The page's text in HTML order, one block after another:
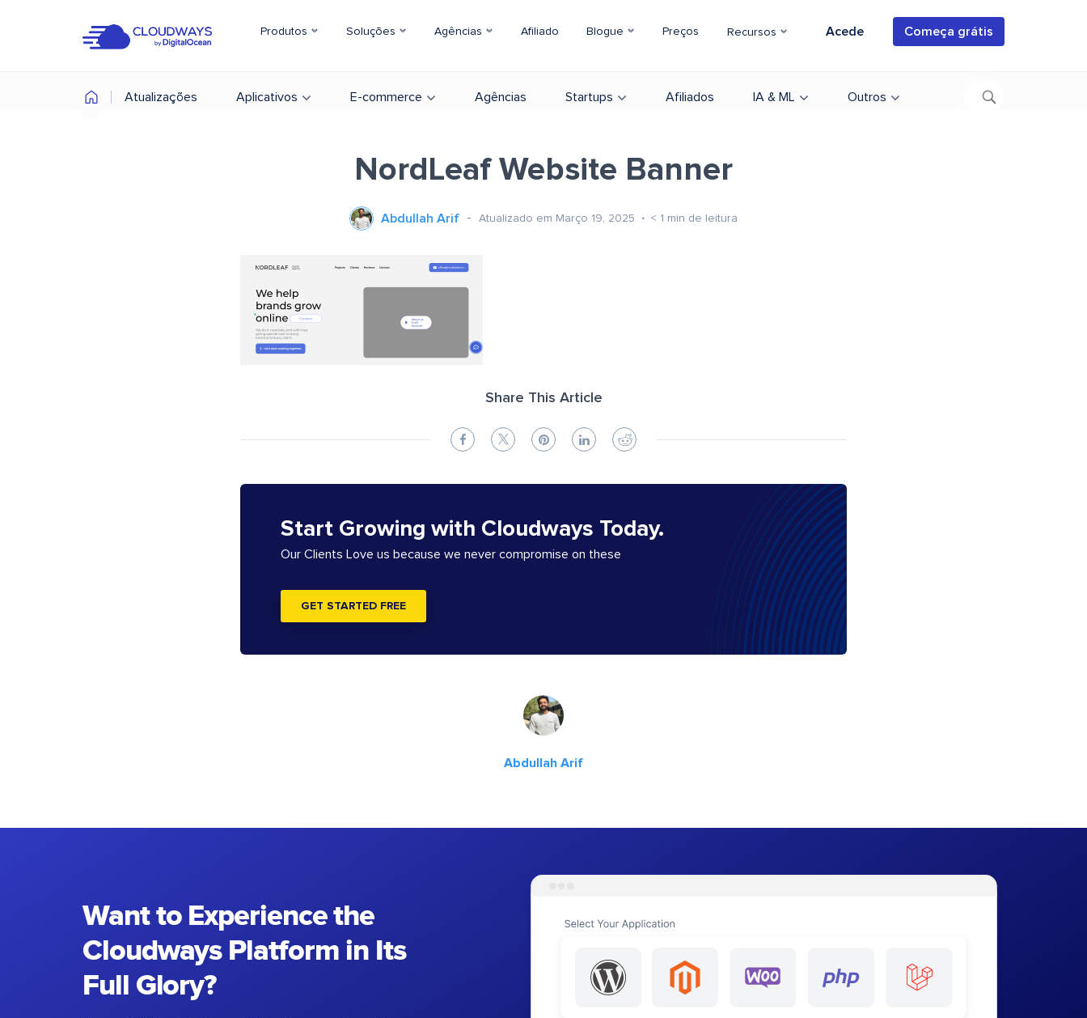
Produtos Soluções Agências Afiliado Blogue Preços Recursos Acede Começa grátis
Atualizações Aplicativos E-commerce Agências Startups Afiliados IA & ML Outros
NordLeaf Website Banner
Abdullah Arif Atualizado em Março 19, 2025 < 1 min de leitura
Share This Article
Start Growing with Cloudways Today.
Our Clients Love us because we never compromise on these
GET STARTED FREE
Abdullah Arif
Want to Experience the
Cloudways Platform in Its
Full Glory?